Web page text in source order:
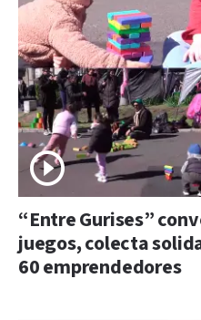
“Entre Gurises”
juegos, colecta
60 emprendedores